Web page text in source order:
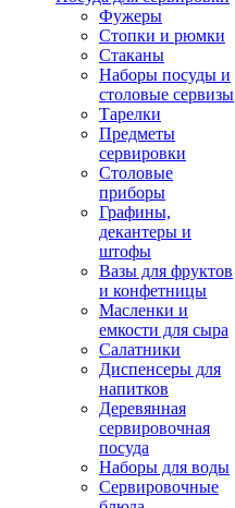
Фужеры
Стопки и рюмки
Стаканы
Наборы посуды и
столовые сервизы
Тарелки
Предметы
сервировки
Столовые
приборы
Графины,
декантеры и
штофы
Вазы для фруктов
и конфетницы
Масленки и
емкости для сыра
Салатники
Диспенсеры для
напитков
Деревянная
сервировочная
посуда
Наборы для воды
Сервировочные